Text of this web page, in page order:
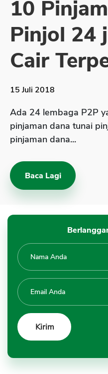
Sekuritas Saham
Bank Digital
Crypto
Assets Crypto
Asuransi Jiwa
Asuransi Kesehatan
10
Pinjol 24
Cair
15 Juli 2018
Ada 24 lembaga P2P
pinjaman dana tunai
pinjaman dana...
Baca Lagi